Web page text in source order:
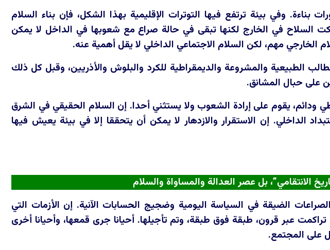
بناءة. وفي بيئة ترتفع فيها التوترات الإقليمية بهذا الشكل، فإن بناء السلام
السلاح في الخارج لكنها تبقى في حالة صراع مع شعوبها في الداخل لا يمكن
الخارجي مهم، لكن السلام الاجتماعي الداخلي لا يقل أهمية عنه.
والمشروعة والديمقراطية للكرد والبلوش والأذريين، وقبل كل ذلك
على حبال المشانق.
ودائم، يقوم على إرادة الشعوب ولا يستثني أحدا. إن السلام الحقيقي في الشرق
الداخلي. إن الاستقرار والازدهار لا يمكن أن يتحققا إلا في بيئة يعيش فيها
الانتقامي”، بل عصر العدالة والمساواة والسلام
الضيقة في السياسة اليومية وضجيج الحسابات الآنية. إن الأزمات التي
عبر قرون، طبقة فوق طبقة، وتم تأجيلها. أحيانا جرى قمعها، وأحيانا أخرى
على المجتمع.